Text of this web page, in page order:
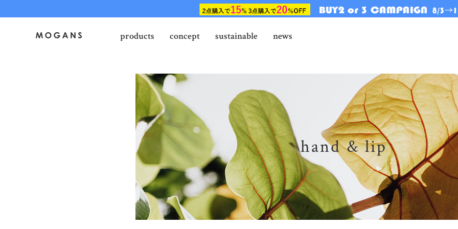
products concept sustainable news
hand & lip